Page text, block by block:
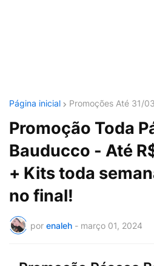
Página inicial Promoções Até 31/
Promoção Toda
Bauducco - Até
+ Kits toda
no final!
por enaleh - março 01, 2024